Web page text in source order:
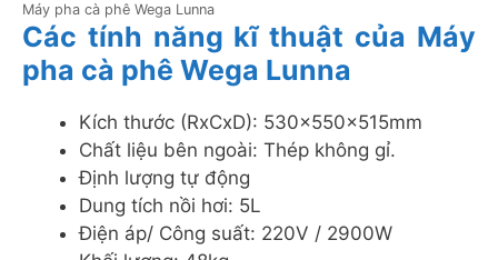
Máy pha cà phê Wega Lunna
Các tính năng kĩ thuật của Máy
pha cà phê Wega Lunna
Kích thước (RxCxD): 530x550x515mm
Chất liệu bên ngoài: Thép không gỉ.
Định lượng tự động
Dung tích nồi hơi: 5L
Điện áp/ Công suất: 220V / 2900W